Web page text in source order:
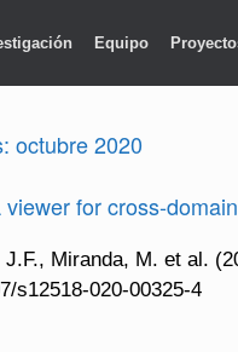
Equipo
octubre 2020
for cross-
Miranda, M. et al.
s12518-020-00325-4